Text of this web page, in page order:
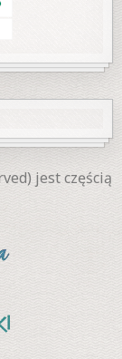
jest częścią